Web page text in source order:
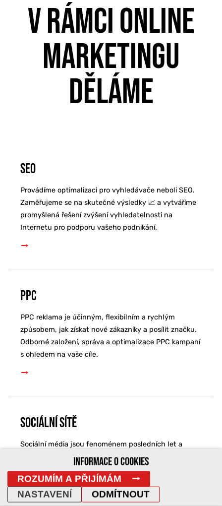
V RÁMCI ONLINE
MARKETINGU
DĚLÁME
SEO
Provádíme optimalizaci pro vyhledávače neboli SEO.
Zaměřujeme se na skutečné výsledky 📈 a vytváříme
promyšlená řešení zvýšení vyhledatelnosti na
Internetu pro podporu vašeho podnikání.
PPC
PPC reklama je účinným, flexibilním a rychlým
způsobem, jak získat nové zákazníky a posílit značku.
Odborné založení, správa a optimalizace PPC kampaní
s ohledem na vaše cíle.
Sociální sítě
Sociální média jsou fenoménem posledních let a
chcete-li, aby se o vás vědělo, je třeba s nimi počítat.
Z hlediska počtu uživatelů těmto službám v Česku
jednoznačně vládne Facebook.
INFORMACE O COOKIES
ROZUMÍM A PŘIJÍMÁM
ODMÍTNOUT
NASTAVENÍ